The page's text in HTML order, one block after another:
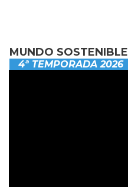
MUNDO SOSTENIBLE
4ª TEMPORADA 2026